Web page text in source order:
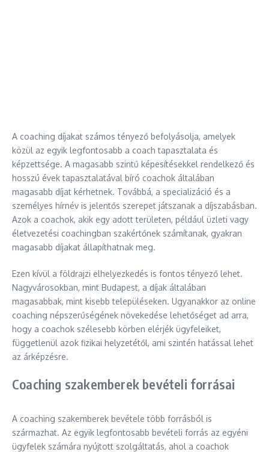
A coaching díjakat számos tényező befolyásolja, amelyek
közül az egyik legfontosabb a coach tapasztalata és
képzettsége. A magasabb szintű képesítésekkel rendelkező és
hosszú évek tapasztalatával bíró coachok általában
magasabb díjat kérhetnek. Továbbá, a specializáció és a
személyes hírnév is jelentős szerepet játszanak a díjszabásban.
Azok a coachok, akik egy adott területen, például üzleti vagy
életvezetési coachingban szakértőnek számítanak, gyakran
magasabb díjakat állapíthatnak meg.
Ezen kívül a földrajzi elhelyezkedés is fontos tényező lehet.
Nagyvárosokban, mint Budapest, a díjak általában
magasabbak, mint kisebb településeken. Ugyanakkor az online
coaching népszerűségének növekedése lehetőséget ad arra,
hogy a coachok szélesebb körben elérjék ügyfeleiket,
függetlenül azok fizikai helyzetétől, ami szintén hatással lehet
az árképzésre.
Coaching szakemberek bevételi forrásai
A coaching szakemberek bevétele több forrásból is
származhat. Az egyik legfontosabb bevételi forrás az egyéni
ügyfelek számára nyújtott szolgáltatás, ahol a coachok